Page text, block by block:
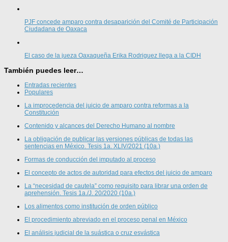
PJF concede amparo contra desaparición del Comité de Participación
Ciudadana de Oaxaca
El caso de la jueza Oaxaqueña Erika Rodriguez llega a la CIDH
También puedes leer…
Entradas recientes
Populares
La improcedencia del juicio de amparo contra reformas a la
Constitución
Contenido y alcances del Derecho Humano al nombre
La obligación de publicar las versiones públicas de todas las
sentencias en México. Tesis 1a. XLIV/2021 (10a.)
Formas de conducción del imputado al proceso
El concepto de actos de autoridad para efectos del juicio de amparo
La “necesidad de cautela” como requisito para librar una orden de
aprehensión. Tesis 1a./J. 20/2020 (10a.)
Los alimentos como institución de orden público
El procedimiento abreviado en el proceso penal en México
El análisis judicial de la suástica o cruz esvástica